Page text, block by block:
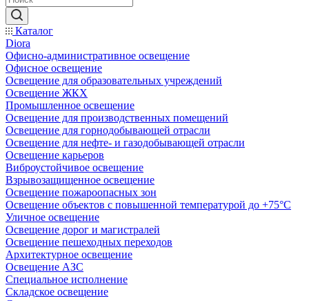
Каталог
Diora
Офисно-административное освещение
Офисное освещение
Освещение для образовательных учреждений
Освещение ЖКХ
Промышленное освещение
Освещение для производственных помещений
Освещение для горнодобывающей отрасли
Освещение для нефте- и газодобывающей отрасли
Освещение карьеров
Виброустойчивое освещение
Взрывозащищенное освещение
Освещение пожароопасных зон
Освещение объектов с повышенной температурой до +75°C
Уличное освещение
Освещение дорог и магистралей
Освещение пешеходных переходов
Архитектурное освещение
Освещение АЗС
Специальное исполнение
Складское освещение